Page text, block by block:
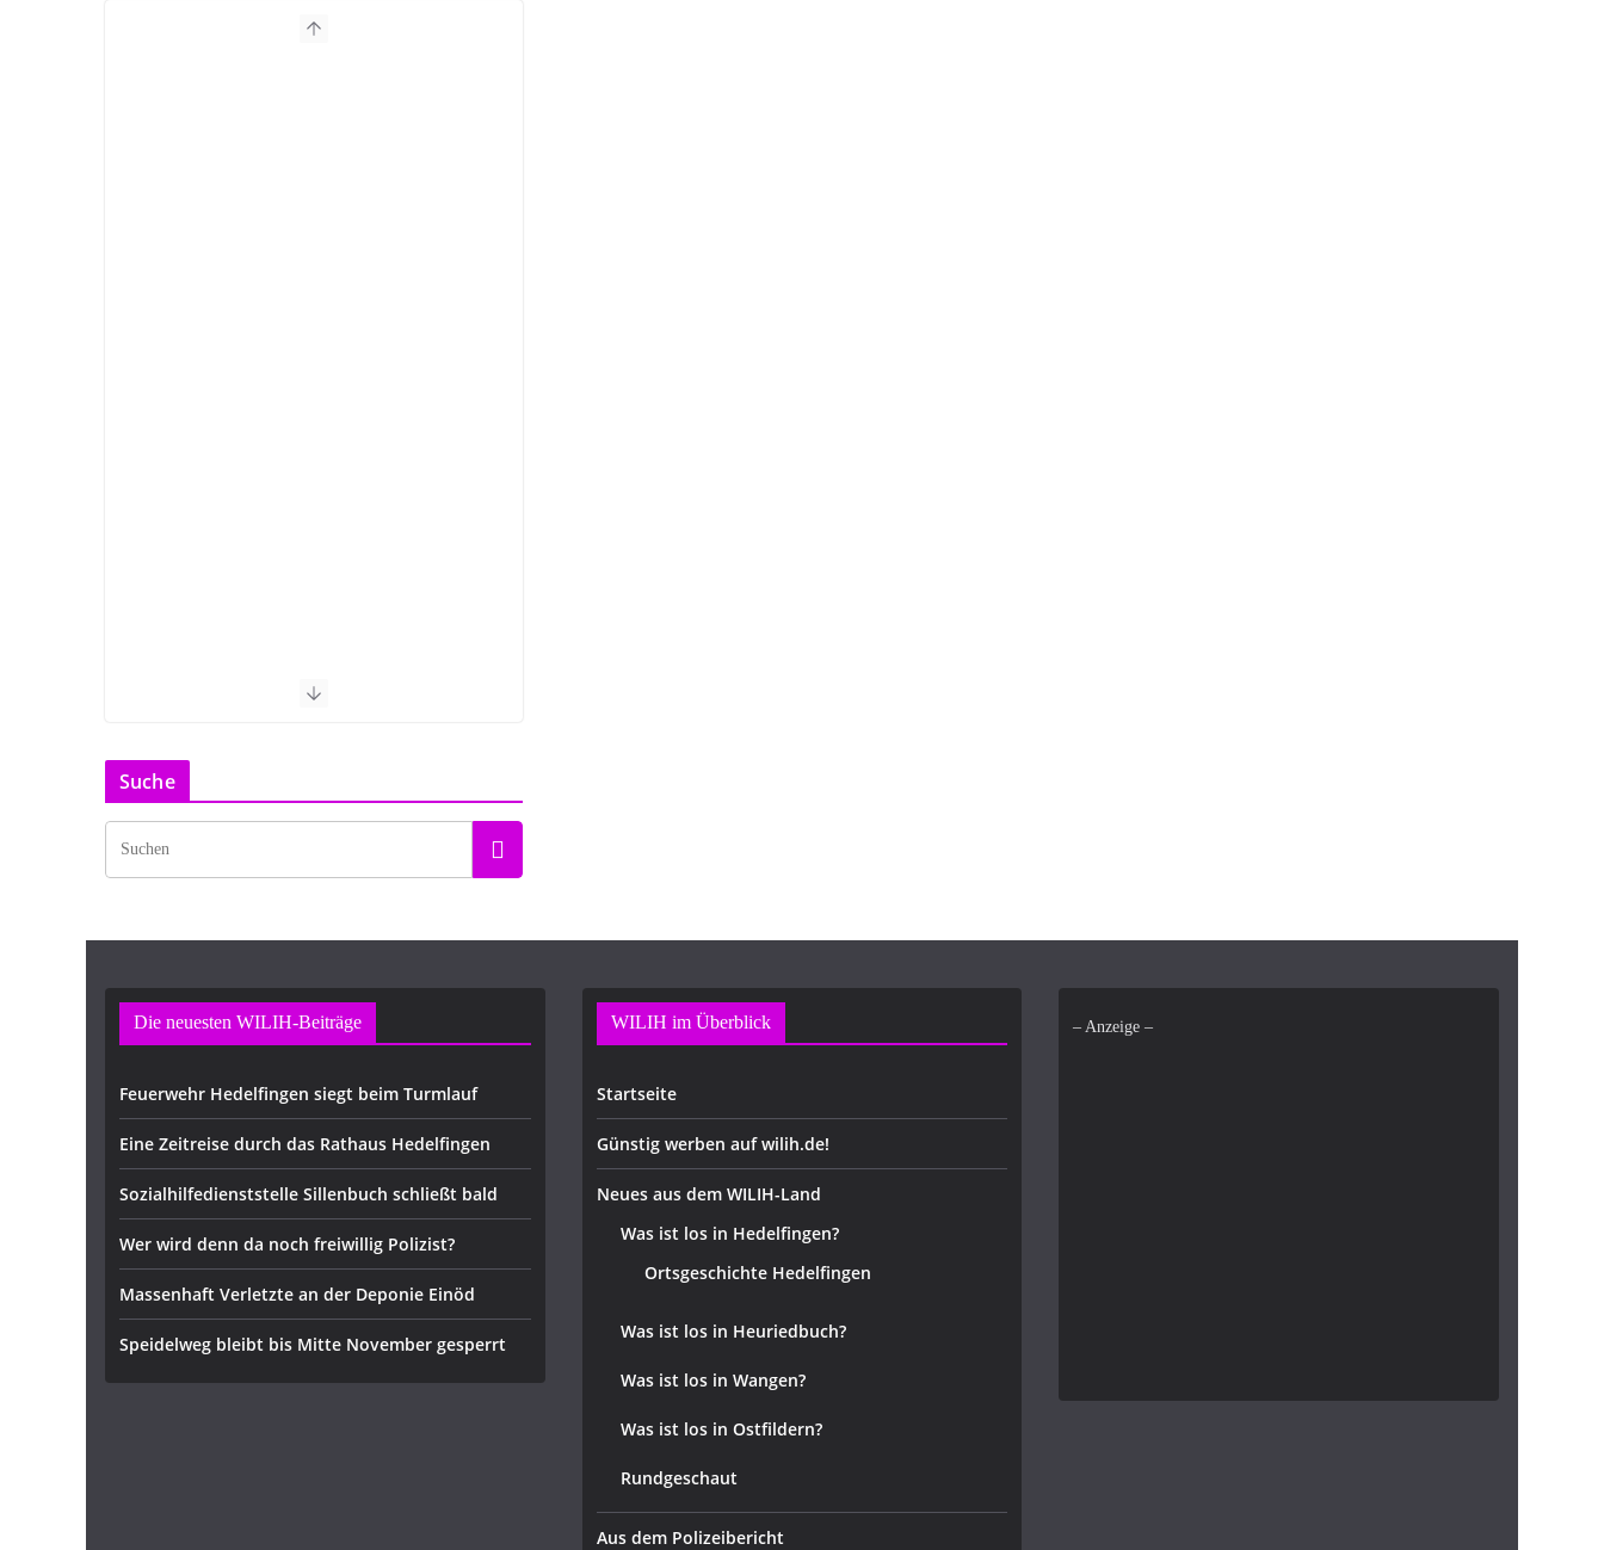
Suche
Die neuesten WILIH-Beiträge
Feuerwehr Hedelfingen siegt beim Turmlauf
Eine Zeitreise durch das Rathaus Hedelfingen
Sozialhilfedienststelle Sillenbuch schließt bald
Wer wird denn da noch freiwillig Polizist?
Massenhaft Verletzte an der Deponie Einöd
Speidelweg bleibt bis Mitte November gesperrt
WILIH im Überblick
Startseite
Günstig werben auf wilih.de!
Neues aus dem WILIH-Land
Was ist los in Hedelfingen?
Ortsgeschichte Hedelfingen
Was ist los in Heuriedbuch?
Was ist los in Wangen?
Was ist los in Ostfildern?
Rundgeschaut
Aus dem Polizeibericht
– Anzeige –